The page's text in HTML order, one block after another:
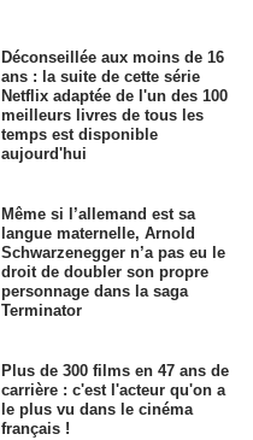
Déconseillée aux moins de 16
ans : la suite de cette série
Netflix adaptée de l'un des 100
meilleurs livres de tous les
temps est disponible
aujourd'hui
Même si l’allemand est sa
langue maternelle, Arnold
Schwarzenegger n’a pas eu le
droit de doubler son propre
personnage dans la saga
Terminator
Plus de 300 films en 47 ans de
carrière : c'est l'acteur qu'on a
le plus vu dans le cinéma
français !